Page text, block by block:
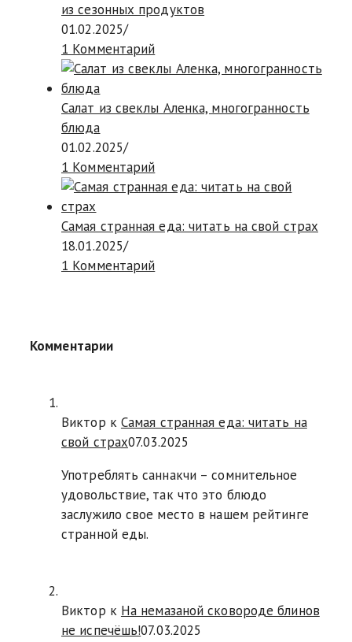
из сезонных продуктов
01.02.2025/
1 Комментарий
Салат из свеклы Аленка, многогранность
блюда
01.02.2025/
1 Комментарий
Самая странная еда: читать на свой страх
18.01.2025/
1 Комментарий
Комментарии
Виктор к Самая странная еда: читать на
свой страх07.03.2025
Употреблять саннакчи – сомнительное
удовольствие, так что это блюдо
заслужило свое место в нашем рейтинге
странной еды.
Виктор к На немазаной сковороде блинов
не испечёшь!07.03.2025